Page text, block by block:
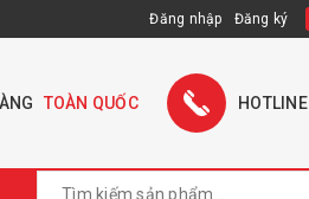
Đăng nhập Đăng ký
TOÀN QUỐC HOTLINE